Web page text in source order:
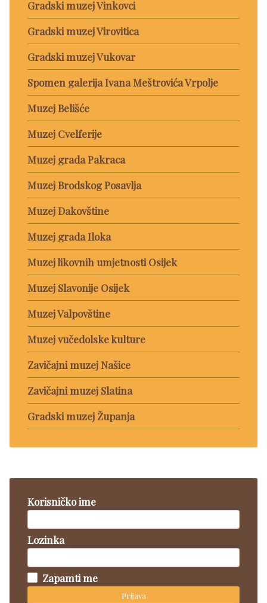
Gradski muzej Vinkovci
Gradski muzej Virovitica
Gradski muzej Vukovar
Spomen galerija Ivana Meštrovića Vrpolje
Muzej Belišće
Muzej Cvelferije
Muzej grada Pakraca
Muzej Brodskog Posavlja
Muzej Đakovštine
Muzej grada Iloka
Muzej likovnih umjetnosti Osijek
Muzej Slavonije Osijek
Muzej Valpovštine
Muzej vučedolske kulture
Zavičajni muzej Našice
Zavičajni muzej Slatina
Gradski muzej Županja
Korisničko ime
Lozinka
Zapamti me
Prijava